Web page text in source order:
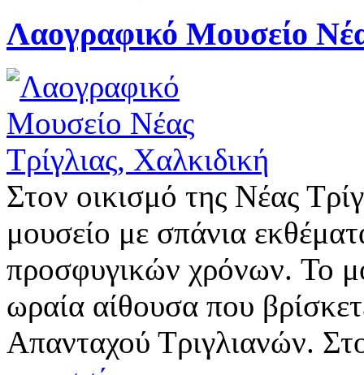
Λαογραφικό Μουσείο
Στον οικισμό της Νέας
μουσείο με σπάνια
προσφυγικών χρόνων. Το
ωραία αίθουσα που
Απανταχού Τριγλιανών.